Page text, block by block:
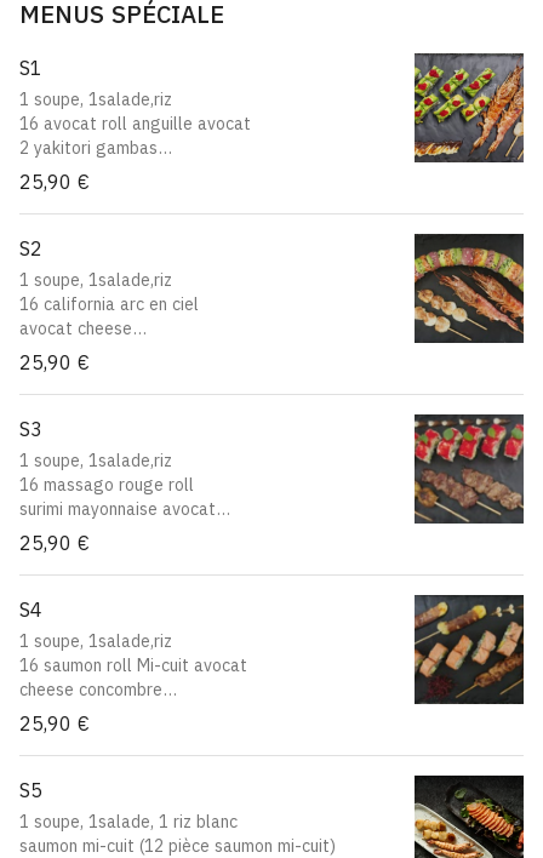
MENUS SPÉCIALE
S1
1 soupe, 1salade,riz
16 avocat roll anguille avocat
2 yakitori gambas
2 yakitori saint jacques
25,90 €
S2
1 soupe, 1salade,riz
16 california arc en ciel
avocat cheese
2 yakitori saumon
2 yakitori gambas
25,90 €
S3
1 soupe, 1salade,riz
16 massago rouge roll
surimi mayonnaise avocat
2 yakitori boulette de poulet
2 yakitori boeuf
25,90 €
S4
1 soupe, 1salade,riz
16 saumon roll Mi-cuit avocat
cheese concombre
2 yakitori boulette de poulet
2 yakitori poulet
25,90 €
S5
1 soupe, 1salade, 1 riz blanc
saumon mi-cuit (12 pièce saumon mi-cuit)